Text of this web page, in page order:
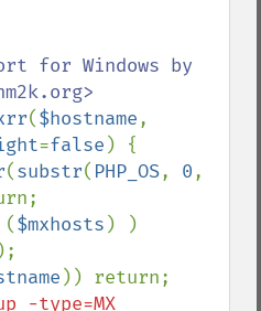
for Windows by
($hostname,
=false ) {
(substr( PHP_OS, 0
($mxhosts
)) return;
-type=MX